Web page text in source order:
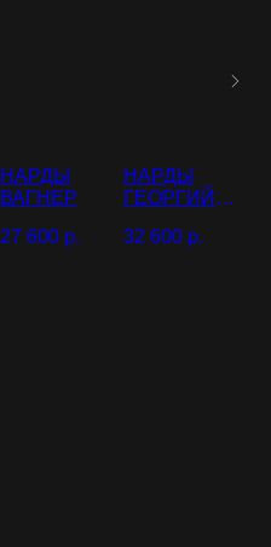
НАРДЫ
ВАГНЕР
27 600 р.
НАРДЫ
ГЕОРГИЙ
СЕЦ 2
32 600 р.